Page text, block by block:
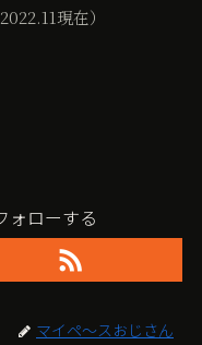
現在）
ォローする
マイペ〜スおじさん